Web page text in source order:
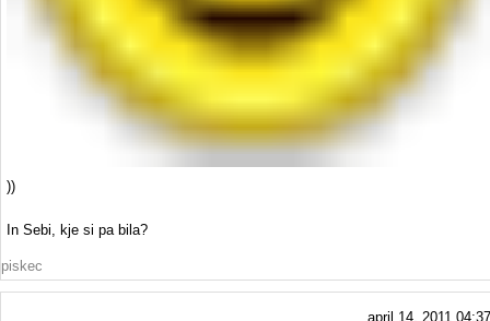
))
In Sebi, kje si pa bila?
piskec
april 14. 2011 04:37